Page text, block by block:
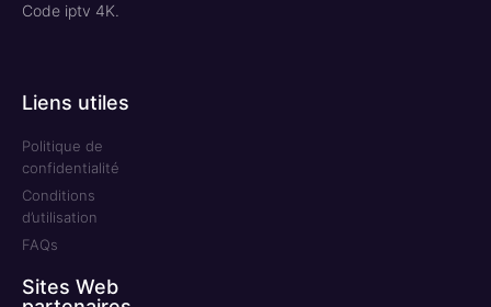
Code iptv 4K.
Liens utiles
Politique de
confidentialité
Conditions
d’utilisation
FAQs
Sites Web